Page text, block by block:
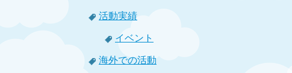
活動実績
イベント
海外での活動